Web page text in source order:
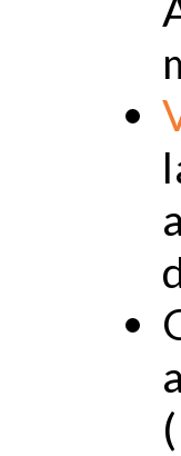
(